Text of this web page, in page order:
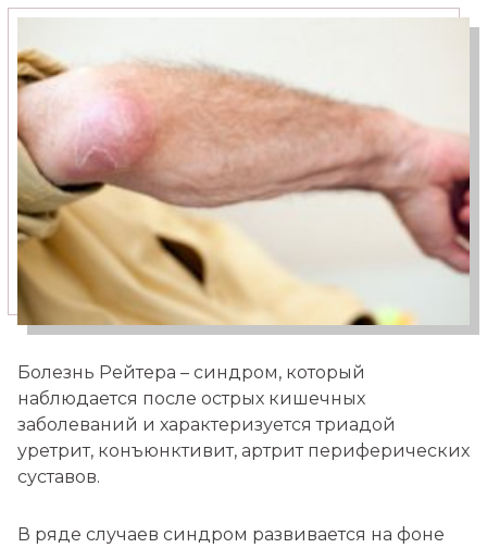
Москва — Израиль
Болезнь Рейтера – синдром, который
наблюдается после острых кишечных
заболеваний и характеризуется триадой
уретрит, конъюнктивит, артрит периферических
суставов.
В ряде случаев синдром развивается на фоне